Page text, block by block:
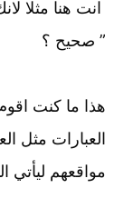
” صحيح ؟
هذا ما كنت
العبارات مثل
مواقعهم ليأتي